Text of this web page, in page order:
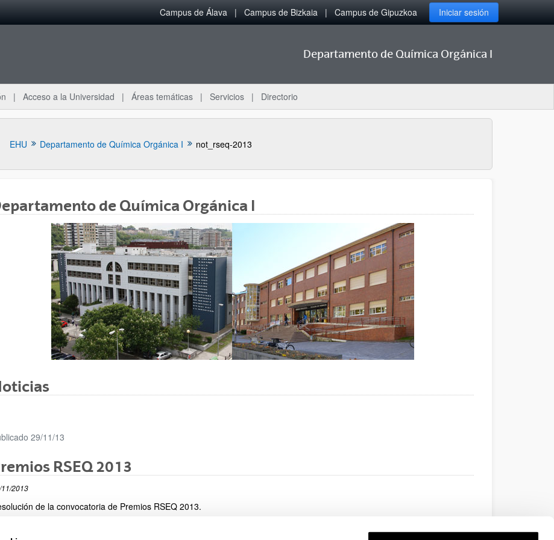
Campus de Álava Campus de Bizkaia Campus de Gipuzkoa Iniciar sesión
Departamento de Química Orgánica I
Acceso a la Universidad Áreas temáticas Servicios Directorio
EHU Departamento de Química Orgánica I not_rseq-2013
subpáginas
subpáginas
subpáginas
de Química Orgánica I
29/11/13
RSEQ 2013
2013
de la convocatoria de Premios RSEQ 2013.